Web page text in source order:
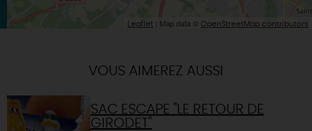
Leaflet | Map data © OpenStreetMap contributors
VOUS AIMEREZ AUSSI
SAC ESCAPE "LE RETOUR DE
GIRODET"